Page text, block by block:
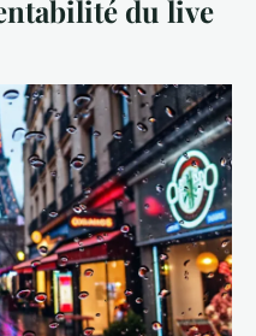
du live